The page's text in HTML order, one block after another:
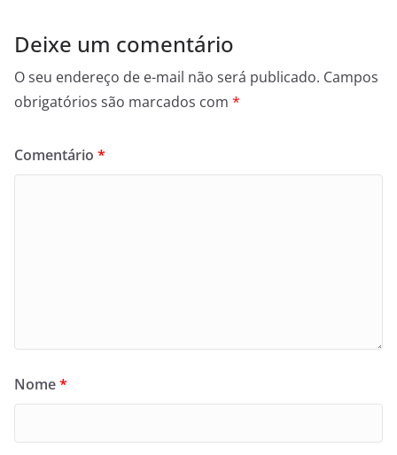
Deixe um comentário
O seu endereço de e-mail não será publicado. Campos
obrigatórios são marcados com *
Comentário *
Nome*